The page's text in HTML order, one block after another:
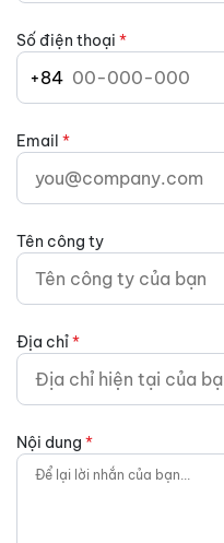
Số điện thoại *
+84
Email *
Tên công ty
Địa chỉ*
Nội dung *